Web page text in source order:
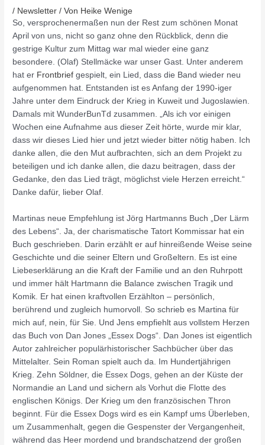
/ Newsletter / Von Heike Wenige
So, versprochenermaßen nun der Rest zum schönen Monat
April von uns, nicht so ganz ohne den Rückblick, denn die
gestrige Kultur zum Mittag war mal wieder eine ganz
besondere. (Olaf) Stellmäcke war unser Gast. Unter anderem
hat er Frontbrief gespielt, ein Lied, dass die Band wieder neu
aufgenommen hat. Entstanden ist es Anfang der 1990-iger
Jahre unter dem Eindruck der Krieg in Kuweit und Jugoslawien.
Damals mit WunderBunTd zusammen. „Als ich vor einigen
Wochen eine Aufnahme aus dieser Zeit hörte, wurde mir klar,
dass wir dieses Lied hier und jetzt wieder bitter nötig haben. Ich
danke allen, die den Mut aufbrachten, sich an dem Projekt zu
beteiligen und ich danke allen, die dazu beitragen, dass der
Gedanke, den das Lied trägt, möglichst viele Herzen erreicht.“
Danke dafür, lieber Olaf.
Martinas neue Empfehlung ist Jörg Hartmanns Buch „Der Lärm
des Lebens“. Ja, der charismatische Tatort Kommissar hat ein
Buch geschrieben. Darin erzählt er auf hinreißende Weise seine
Geschichte und die seiner Eltern und Großeltern. Es ist eine
Liebeserklärung an die Kraft der Familie und an den Ruhrpott
und immer hält Hartmann die Balance zwischen Tragik und
Komik. Er hat einen kraftvollen Erzählton – persönlich,
berührend und zugleich humorvoll. So schrieb es Martina für
mich auf, nein, für Sie. Und Jens empfiehlt aus vollstem Herzen
das Buch von Dan Jones „Essex Dogs“. Dan Jones ist eigentlich
Autor zahlreicher populärhistorischer Sachbücher über das
Mittelalter. Sein Roman spielt auch da. Im Hundertjährigen
Krieg. Zehn Söldner, die Essex Dogs, gehen an der Küste der
Normandie an Land und sichern als Vorhut die Flotte des
englischen Königs. Der Krieg um den französischen Thron
beginnt. Für die Essex Dogs wird es ein Kampf ums Überleben,
um Zusammenhalt, gegen die Gespenster der Vergangenheit,
während das Heer mordend und brandschatzend der großen